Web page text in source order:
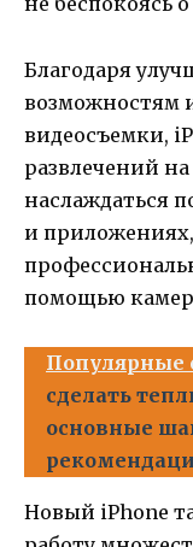
Благодаря
возможностям
видеосъемки,
развлечений
наслаждаться
и приложениях,
помощью
Популярные
сделать
основные
Новый iPhone